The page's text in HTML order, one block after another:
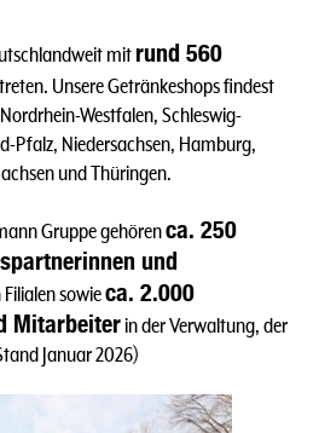
mit rund 560
Unsere Getränkeshops findest
Westfalen, Schleswig-
Pfalz, Niedersachsen, Hamburg,
und Thüringen.
Gruppe gehörenca. 250
und
Filialen sowieca. 2.000
Mitarbeiter in der Verwaltung, der
Januar 2026)